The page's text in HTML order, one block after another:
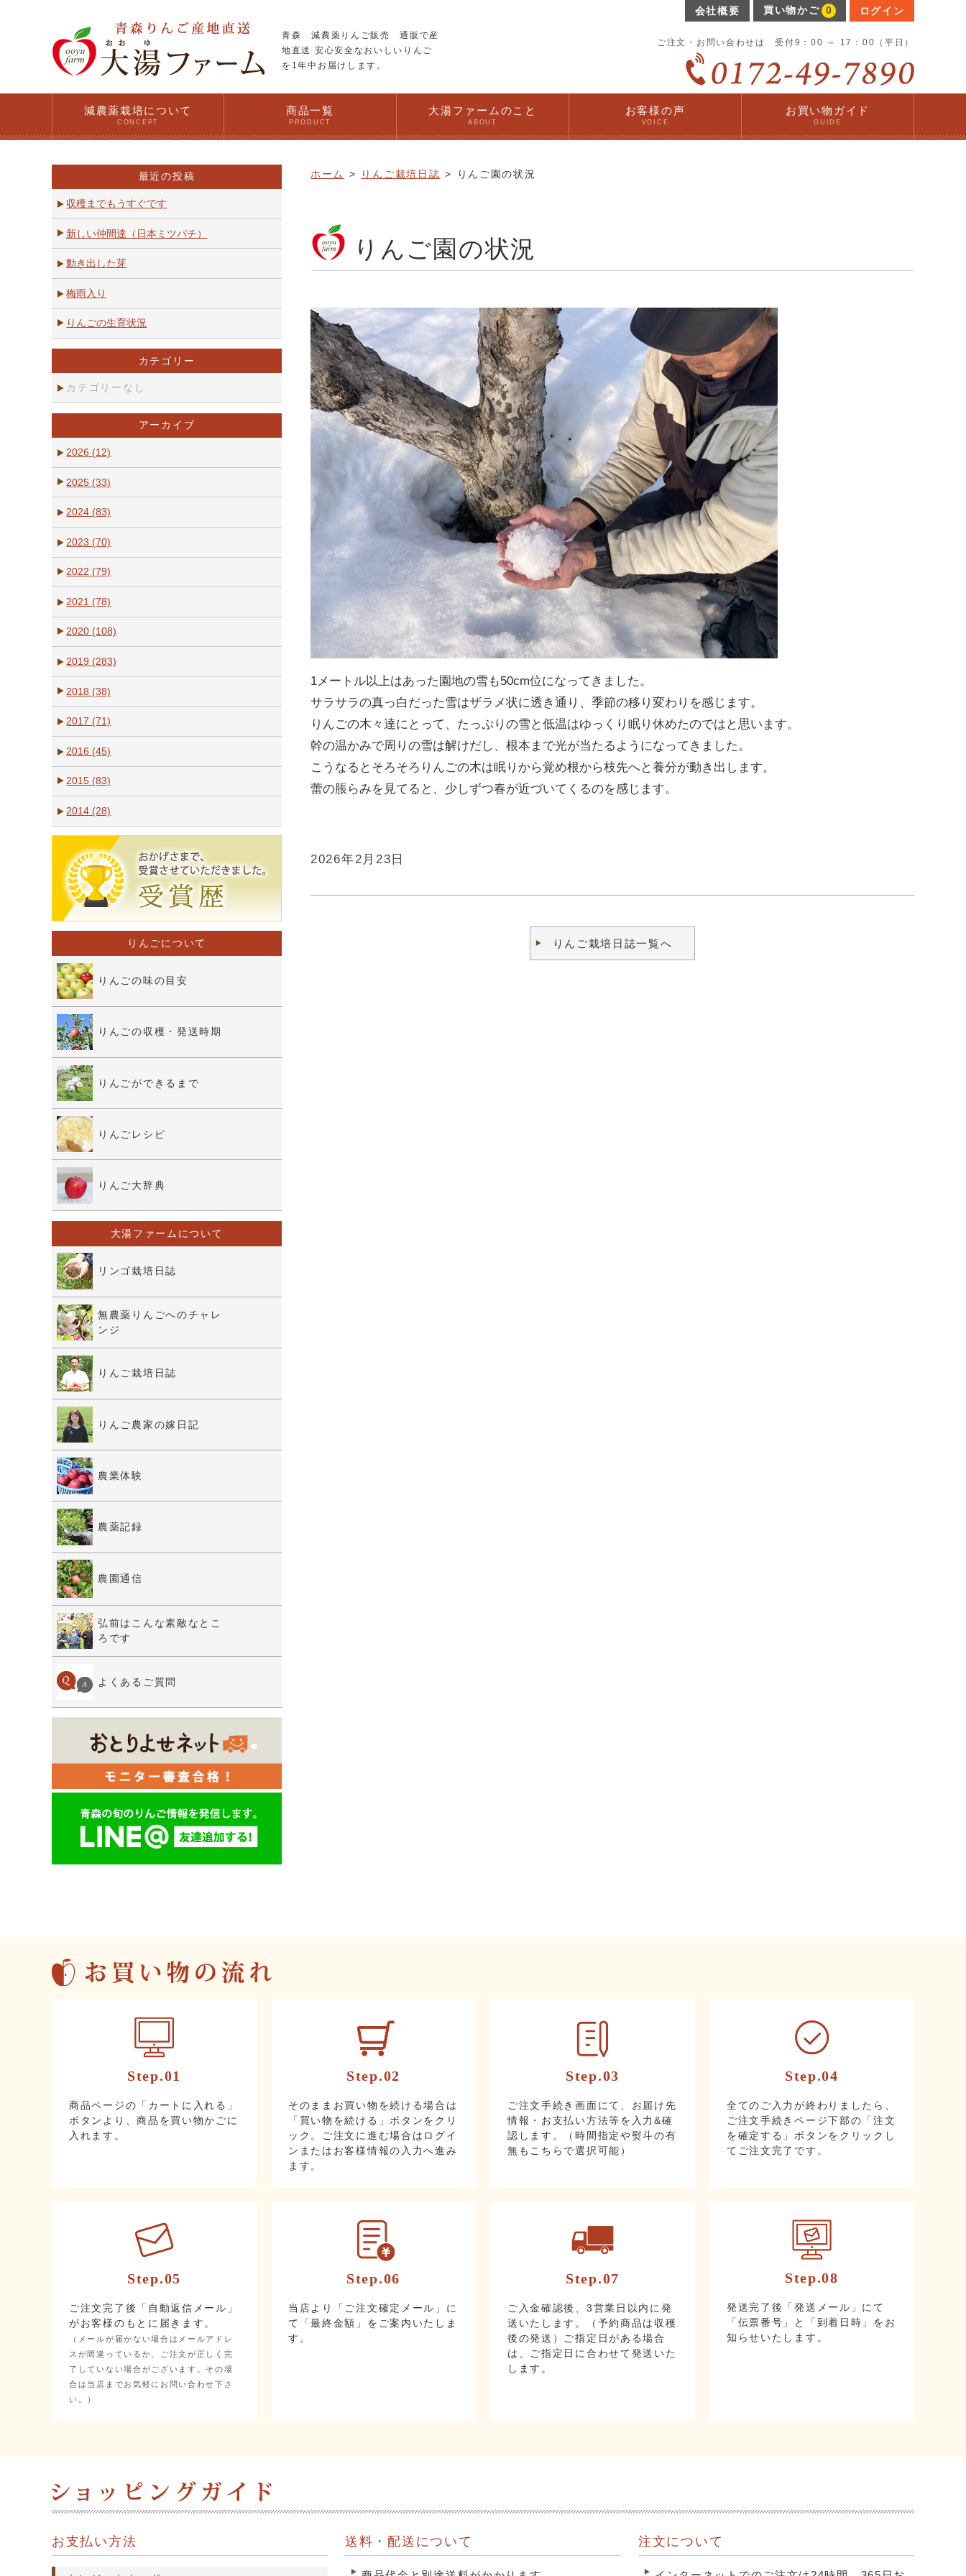
青森 減農薬りんご販売 通販で産
地直送 安心安全なおいしいりんご
を1年中お届けします。
会社概要 買い物かご 0 ログイン
ご注文・お問い合わせは 受付9：00 ～ 17：00（平日）
減農薬栽培について
CONCEPT
商品一覧
PRODUCT
大湯ファームのこと
ABOUT
お客様の声
VOICE
お買い物ガイド
GUIDE
ホーム りんご栽培日誌 りんご園の状況
りんご園の状況
1メートル以上はあった園地の雪も50cm位になってきました。
サラサラの真っ白だった雪はザラメ状に透き通り、季節の移り変わりを感じます。
りんごの木々達にとって、たっぷりの雪と低温はゆっくり眠り休めたのではと思います。
幹の温かみで周りの雪は解けだし、根本まで光が当たるようになってきました。
こうなるとそろそろりんごの木は眠りから覚め根から枝先へと養分が動き出します。
蕾の脹らみを見てると、少しずつ春が近づいてくるのを感じます。
2026年2月23日
りんご栽培日誌一覧へ
最近の投稿
収穫までもうすぐです
新しい仲間達（日本ミツバチ）
動き出した芽
梅雨入り
りんごの生育状況
カテゴリー
カテゴリーなし
アーカイブ
2026 (12)
2025 (33)
2024 (83)
2023 (70)
2022 (79)
2021 (78)
2020 (108)
2019 (283)
2018 (38)
2017 (71)
2016 (45)
2015 (83)
2014 (28)
りんごについて
りんごの味の目安
りんごの収穫・発送時期
りんごができるまで
りんごレシピ
りんご大辞典
大湯ファームについて
リンゴ栽培日誌
無農薬りんごへのチャレ
ンジ
りんご栽培日誌
りんご農家の嫁日記
農業体験
農薬記録
農園通信
弘前はこんな素敵なとこ
ろです
よくあるご質問
Step.01
商品ページの「カートに入れる」
ボタンより、商品を買い物かごに
入れます。
Step.02
そのままお買い物を続ける場合は
「買い物を続ける」ボタンをクリ
ック。ご注文に進む場合はログイ
ンまたはお客様情報の入力へ進み
ます。
Step.03
ご注文手続き画面にて、お届け先
情報・お支払い方法等を入力&確
認します。（時間指定や熨斗の有
無もこちらで選択可能）
Step.04
全てのご入力が終わりましたら、
ご注文手続きページ下部の「注文
を確定する」ボタンをクリックし
てご注文完了です。
Step.05
ご注文完了後「自動返信メール」
がお客様のもとに届きます。
（メールが届かない場合はメールアドレ
スが間違っているか、ご注文が正しく完
了していない場合がございます。その場
合は当店までお気軽にお問い合わせ下さ
い。）
Step.06
当店より「ご注文確定メール」に
て「最終金額」をご案内いたしま
す。
Step.07
ご入金確認後、3営業日以内に発
送いたします。（予約商品は収穫
後の発送）ご指定日がある場合
は、ご指定日に合わせて発送いた
します。
Step.08
発送完了後「発送メール」にて
「伝票番号」と「到着日時」をお
知らせいたします。
お支払い方法 送料・配送について 注文について